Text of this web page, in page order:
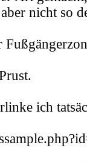
nicht so
ich